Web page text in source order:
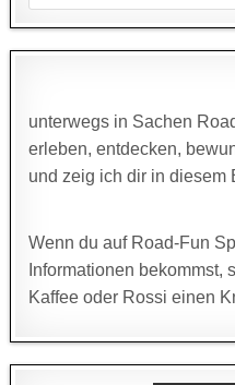
for:
unterwegs in Sachen
erleben, entdecken,
und zeig ich dir in diesem
Wenn du auf Road-Fun
Informationen bekommst,
Kaffee oder Rossi einen